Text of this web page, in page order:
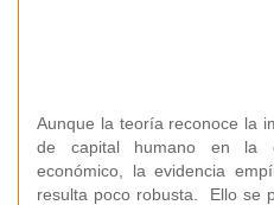
Aunque la teoría reconoce la
de capital humano en la
económico, la evidencia
resulta poco robusta. Ello se